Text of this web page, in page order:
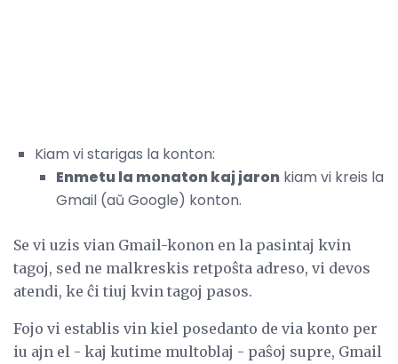
Kiam vi starigas la konton:
Enmetu la monaton kaj jaron kiam vi kreis la
Gmail (aŭ Google) konton.
Se vi uzis vian Gmail-konon en la pasintaj kvin
tagoj, sed ne malkreskis retpoŝta adreso, vi devos
atendi, ke ĉi tiuj kvin tagoj pasos.
Fojo vi establis vin kiel posedanto de via konto per
iu ajn el - kaj kutime multoblaj - paŝoj supre, Gmail